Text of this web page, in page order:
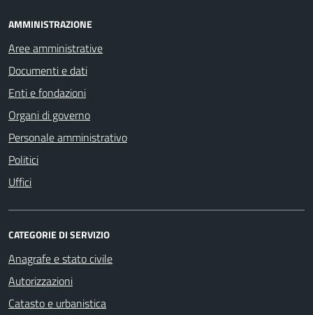
AMMINISTRAZIONE
Aree amministrative
Documenti e dati
Enti e fondazioni
Organi di governo
Personale amministrativo
Politici
Uffici
CATEGORIE DI SERVIZIO
Anagrafe e stato civile
Autorizzazioni
Catasto e urbanistica